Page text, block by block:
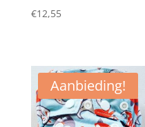
€12,55
Aanbieding!